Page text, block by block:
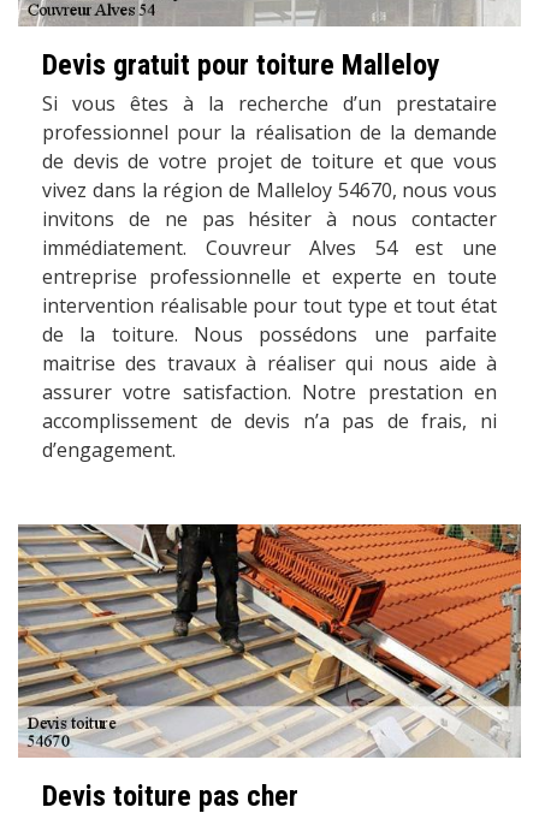
Devis gratuit pour toiture Malleloy
Si vous êtes à la recherche d’un prestataire
professionnel pour la réalisation de la demande
de devis de votre projet de toiture et que vous
vivez dans la région de Malleloy 54670, nous vous
invitons de ne pas hésiter à nous contacter
immédiatement. Couvreur Alves 54 est une
entreprise professionnelle et experte en toute
intervention réalisable pour tout type et tout état
de la toiture. Nous possédons une parfaite
maitrise des travaux à réaliser qui nous aide à
assurer votre satisfaction. Notre prestation en
accomplissement de devis n’a pas de frais, ni
d’engagement.
Devis toiture pas cher